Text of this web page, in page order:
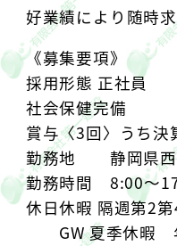
️好業績により随時
《募集要項》
採用形態 正社員
社会保健完備
賞与〈3回〉うち決
勤務地 静岡県西
勤務時間 8:00〜
休日休暇 隔週第2
GW 夏季休暇